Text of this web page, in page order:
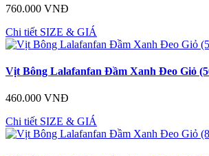
760.000 VNĐ
Chi tiết SIZE & GIÁ
Vịt Bông Lalafanfan Đầm Xanh Đeo Giỏ
460.000 VNĐ
Chi tiết SIZE & GIÁ